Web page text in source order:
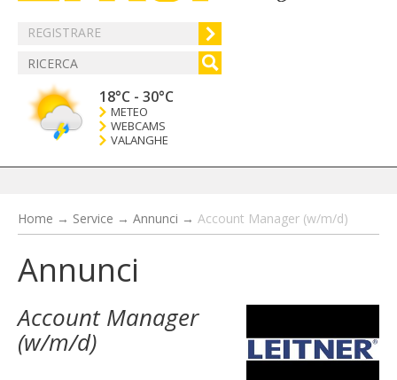
REGISTRARE
18°C - 30°C
METEO
WEBCAMS
VALANGHE
Home → Service → Annunci → Account Manager (w/m/d)
Annunci
Account Manager
(w/m/d)